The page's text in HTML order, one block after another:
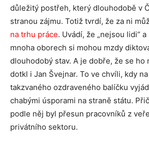
důležitý postřeh, který dlouhodobě v
stranou zájmu. Totiž tvrdí, že za ni
na trhu práce. Uvádí, že „nejsou lidi“
mnoha oborech si mohou mzdy
dlouhodobý stav. A je dobře, že se ho
dotkl i Jan Švejnar. To ve chvíli, kdy
takzvaného ozdraveného balíčku
chabými úsporami na straně státu.
podle něj byl přesun pracovníků z
privátního sektoru.